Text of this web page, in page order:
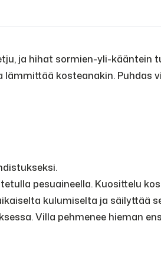
ja hihat sormien-yli-kääntein
kosteanakin. Puhdas
pesuaineella. Kuosittelu
kulumiselta ja säilyttää
Villa pehmenee hieman